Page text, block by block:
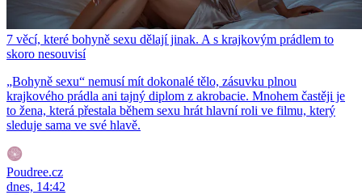
7 věcí, které bohyně sexu dělají jinak. A s krajkovým prádlem to
skoro nesouvisí
„Bohyně sexu“ nemusí mít dokonalé tělo, zásuvku plnou
krajkového prádla ani tajný diplom z akrobacie. Mnohem častěji je
to žena, která přestala během sexu hrát hlavní roli ve filmu, který
sleduje sama ve své hlavě.
Poudree.cz
dnes, 14:42